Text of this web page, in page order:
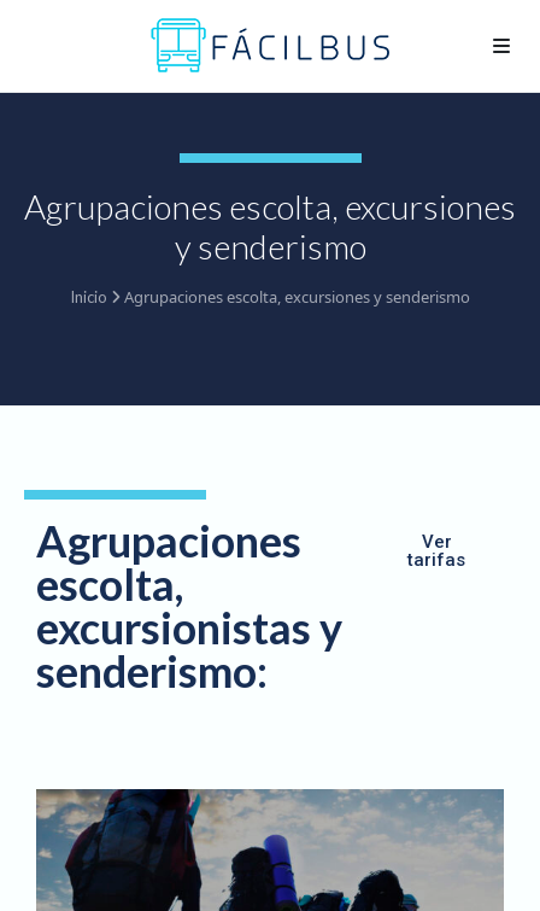
Agrupaciones escolta, excursiones
y senderismo
Inicio Agrupaciones escolta, excursiones y senderismo
Agrupaciones
escolta,
excursionistas y
senderismo:
Ver
tarifas